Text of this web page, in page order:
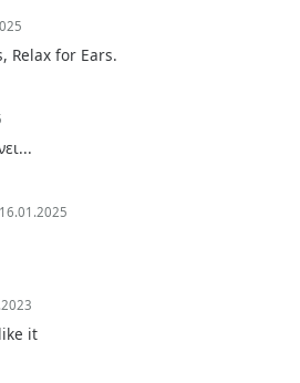
Relax for Ears.
16.01.2025
it